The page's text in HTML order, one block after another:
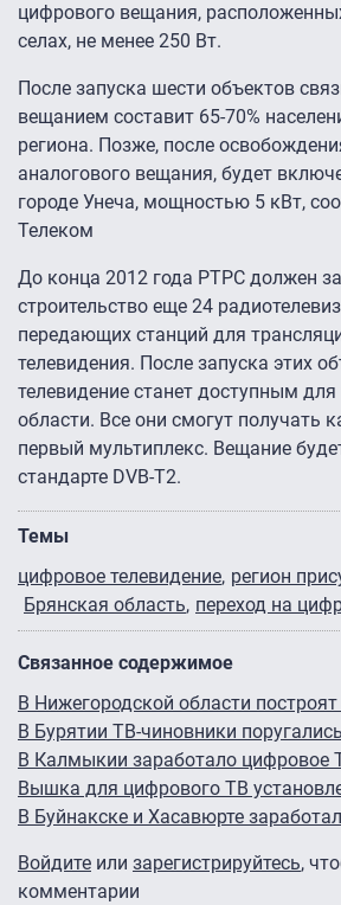
цифрового вещания,
селах, не менее 250 Вт.
После запуска шести объектов
вещанием составит 65-70%
региона. Позже, после
аналогового вещания, будет
городе Унеча, мощностью 5 кВт,
Телеком
До конца 2012 года РТРС должен
строительство еще 24
передающих станций для
телевидения. После запуска этих
телевидение станет доступным для
области. Все они смогут получать
первый мультиплекс. Вещание
стандарте DVB-T2.
Темы
цифровое телевидение регион
Брянская область переход на
Связанное содержимое
В Нижегородской области
В Бурятии ТВ-чиновники
В Калмыкии заработало цифровое
Вышка для цифрового ТВ
В Буйнакске и Хасавюрте
Войдите или зарегистрируйтесь,
комментарии